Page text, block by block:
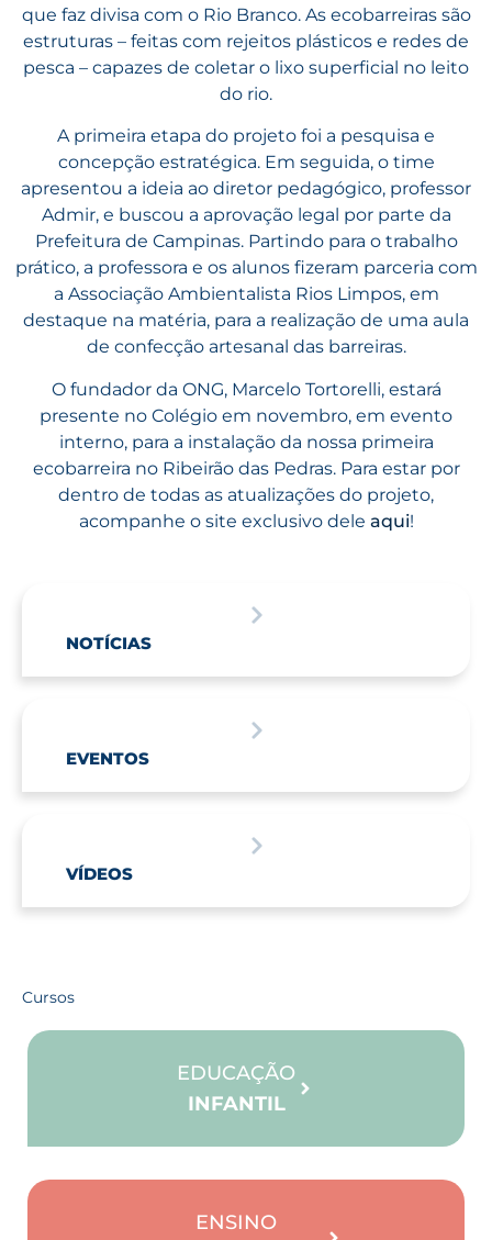
que faz divisa com o Rio Branco. As ecobarreiras são
estruturas – feitas com rejeitos plásticos e redes de
pesca – capazes de coletar o lixo superficial no leito
do rio.
A primeira etapa do projeto foi a pesquisa e
concepção estratégica. Em seguida, o time
apresentou a ideia ao diretor pedagógico, professor
Admir, e buscou a aprovação legal por parte da
Prefeitura de Campinas. Partindo para o trabalho
prático, a professora e os alunos fizeram parceria com
a Associação Ambientalista Rios Limpos, em
destaque na matéria, para a realização de uma aula
de confecção artesanal das barreiras.
O fundador da ONG, Marcelo Tortorelli, estará
presente no Colégio em novembro, em evento
interno, para a instalação da nossa primeira
ecobarreira no Ribeirão das Pedras. Para estar por
dentro de todas as atualizações do projeto,
acompanhe o site exclusivo dele aqui!
NOTÍCIAS
EVENTOS
VÍDEOS
Cursos
EDUCAÇÃO
INFANTIL
ENSINO